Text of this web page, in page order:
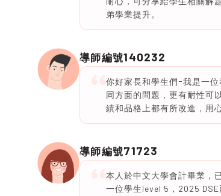
弟學業提升。
導師編號140232
你好家長和學生們ｰ我是一
同方面的問題，更有耐性可
績和品格上都有所改進，用
導師編號71723
本人於中文大學會計畢業，
一位學生level 5，2025